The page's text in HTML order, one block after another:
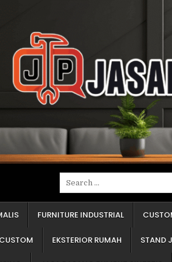
FURNITURE INDUSTRIAL
EKSTERIOR RUMAH STAND